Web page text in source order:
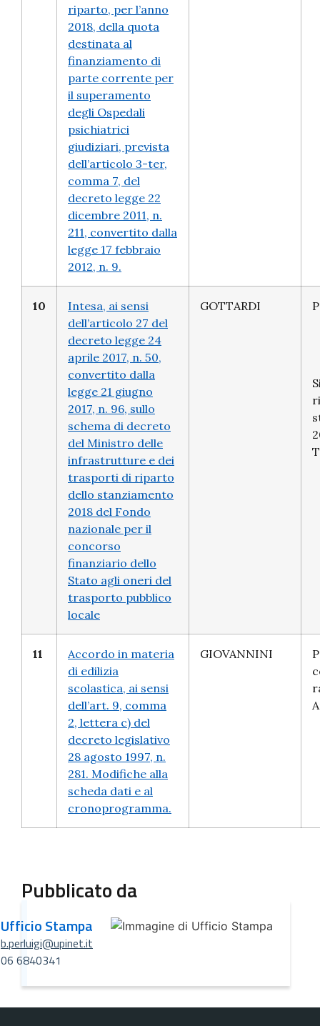
riparto, per l’anno
2018, della quota
destinata al
finanziamento di
parte corrente per
il superamento
degli Ospedali
psichiatrici
giudiziari, prevista
dell’articolo 3-ter,
comma 7, del
decreto legge 22
dicembre 2011, n.
211, convertito dalla
legge 17 febbraio
2012, n. 9.
10
Intesa, ai sensi
dell’articolo 27 del
decreto legge 24
aprile 2017, n. 50,
convertito dalla
legge 21 giugno
2017, n. 96, sullo
schema di decreto
del Ministro delle
infrastrutture e dei
trasporti di riparto
dello stanziamento
2018 del Fondo
nazionale per il
concorso
finanziario dello
Stato agli oneri del
trasporto pubblico
locale
GOTTARDI
11
Accordo in materia
di edilizia
scolastica, ai sensi
dell’art. 9, comma
2, lettera c) del
decreto legislativo
28 agosto 1997, n.
281. Modifiche alla
scheda dati e al
cronoprogramma.
GIOVANNINI
Pubblicato da
Ufficio Stampa
b.perluigi@upinet.it
06 6840341